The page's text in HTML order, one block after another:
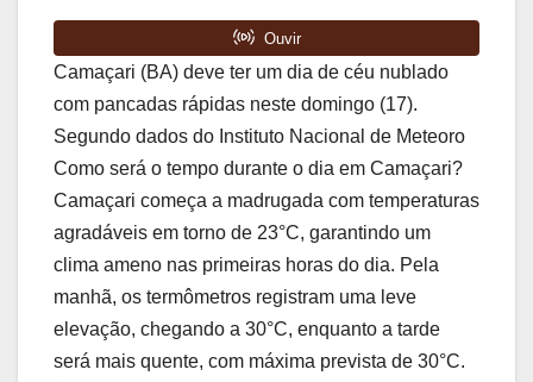
Camaçari (BA) deve ter um dia de céu nublado
com pancadas rápidas neste domingo (17).
Segundo dados do Instituto Nacional de Meteoro
Como será o tempo durante o dia em Camaçari?
Camaçari começa a madrugada com temperaturas
agradáveis em torno de 23°C, garantindo um
clima ameno nas primeiras horas do dia. Pela
manhã, os termômetros registram uma leve
elevação, chegando a 30°C, enquanto a tarde
será mais quente, com máxima prevista de 30°C.